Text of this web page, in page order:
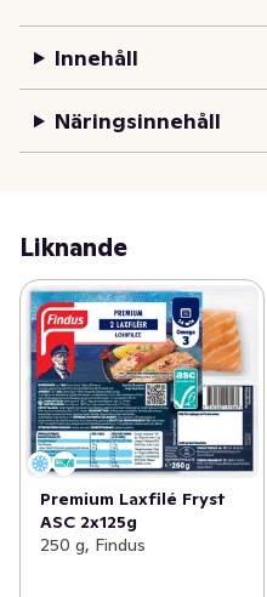
Falkenberg och rymmer
kunskap, hantverk och
genuina kärlek till
genomsyrar allt vi gör.
Innehåll
Näringsinnehåll
Liknande
Premium Laxfilé Fryst
ASC 2x125g
250 g, Findus